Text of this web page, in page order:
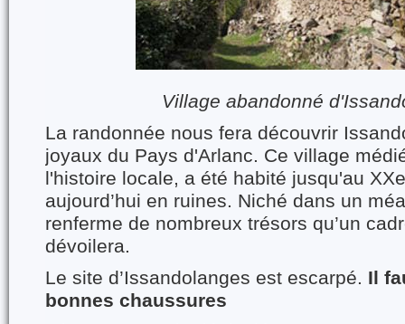
Village abandonné
La randonnée nous fera découvrir
joyaux du Pays d'Arlanc. Ce village
l'histoire locale, a été habité jusqu'au
aujourd’hui en ruines. Niché dans un
renferme de nombreux trésors qu’un
dévoilera.
Le site d’Issandolanges est escarpé. Il
bonnes chaussures